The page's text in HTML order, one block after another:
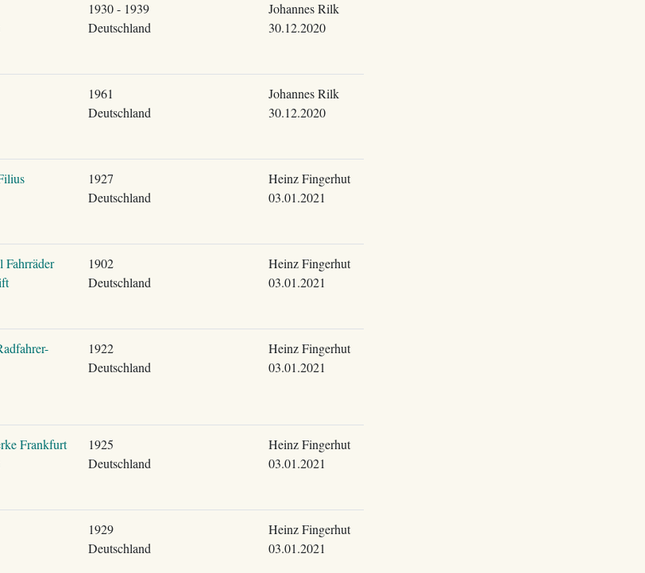
1930 - 1939
Deutschland
Johannes Rilk
30.12.2020
1961
Deutschland
Johannes Rilk
30.12.2020
1927
Deutschland
Heinz Fingerhut
03.01.2021
Fahrräder
1902
Deutschland
Heinz Fingerhut
03.01.2021
1922
Deutschland
Heinz Fingerhut
03.01.2021
Frankfurt
1925
Deutschland
Heinz Fingerhut
03.01.2021
1929
Deutschland
Heinz Fingerhut
03.01.2021